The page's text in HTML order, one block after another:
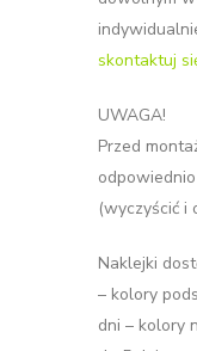
skontaktuj
UWAGA!
Przed
(wyczyścić i
Naklejki
– kolory
dni – kolory